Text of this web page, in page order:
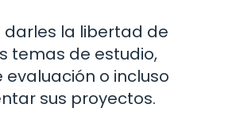
darles la libertad de
temas de estudio,
o incluso
sus proyectos.